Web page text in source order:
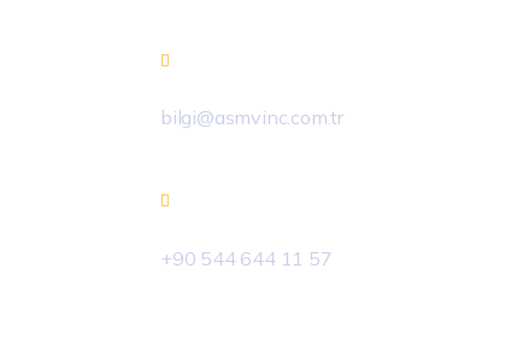
bilgi@asmvinc.com.tr
+90 544 644 11 57